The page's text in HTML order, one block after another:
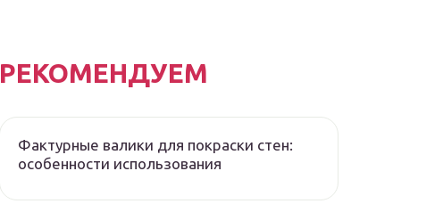
РЕКОМЕНДУЕМ
Фактурные валики для покраски стен:
особенности использования